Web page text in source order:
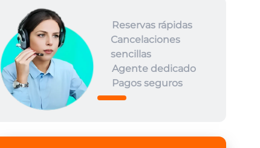
Reservas rápidas
Cancelaciones
sencillas
Agente dedicado
Pagos seguros